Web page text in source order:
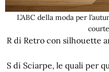
L’ABC della moda per
R di Retro con silhouette
S di Sciarpe, le quali per